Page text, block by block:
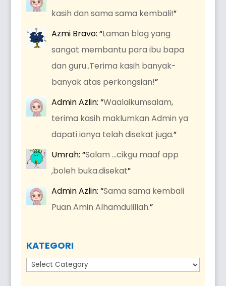
kasih dan sama sama kembali!”
Azmi Bravo: “Laman blog yang
sangat membantu para ibu bapa
dan guru..Terima kasih banyak-
banyak atas perkongsian!”
Admin Azlin: “Waalaikumsalam,
terima kasih maklumkan Admin ya
dapati ianya telah disekat juga.”
Umrah: “Salam …cikgu maaf app
,boleh buka.disekat”
Admin Azlin: “Sama sama kembali
Puan Amin Alhamdulillah.”
KATEGORI
Kategori